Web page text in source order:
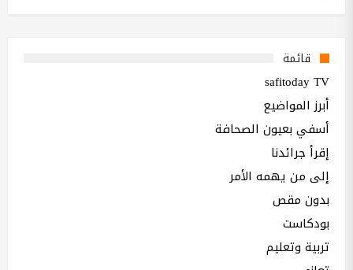
قائمة
safitoday TV
أبرز المواضيع
أسفي بعيون الصحافة
إقرأ جرائدنا
إلى من يهمه الأمر
بدون مقص
بودكاست
تربية وتعليم